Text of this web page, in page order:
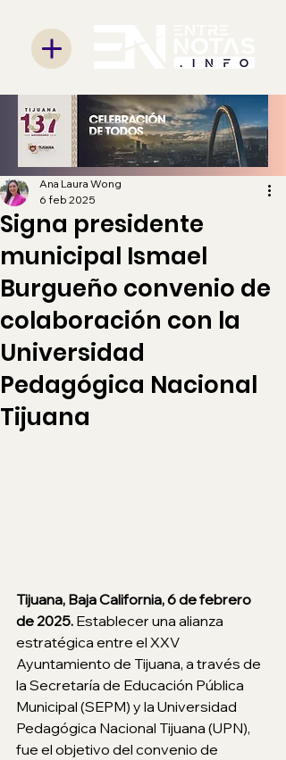
Signa presidente
municipal Ismael
Burgueño convenio de
colaboración con la
Universidad
Pedagógica Nacional
Tijuana
Ana Laura Wong
6 feb 2025
Tijuana, Baja California, 6 de febrero
de 2025. Establecer una alianza
estratégica entre el XXV
Ayuntamiento de Tijuana, a través de
la Secretaría de Educación Pública
Municipal (SEPM) y la Universidad
Pedagógica Nacional Tijuana (UPN),
fue el objetivo del convenio de